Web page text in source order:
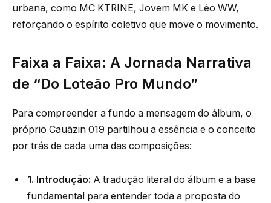
urbana, como MC KTRINE, Jovem MK e Léo WW,
reforçando o espírito coletivo que move o movimento.
Faixa a Faixa: A Jornada Narrativa
de “Do Loteão Pro Mundo”
Para compreender a fundo a mensagem do álbum, o
próprio Cauãzin 019 partilhou a essência e o conceito
por trás de cada uma das composições:
1. Introdução: A tradução literal do álbum e a base
fundamental para entender toda a proposta do